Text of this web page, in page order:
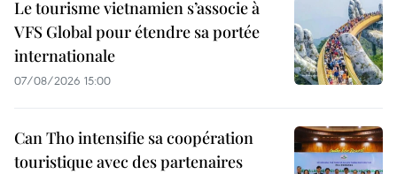
Le tourisme vietnamien s’associe à
VFS Global pour étendre sa portée
internationale
07/08/2026 15:00
Can Tho intensifie sa coopération
touristique avec des partenaires